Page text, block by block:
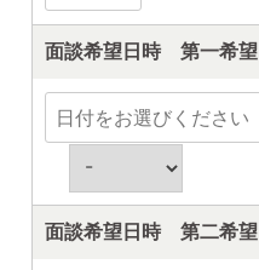
面談希望日時 第一希望
面談希望日時 第二希望